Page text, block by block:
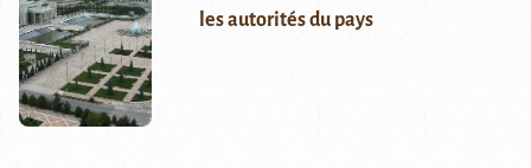
les autorités du pays